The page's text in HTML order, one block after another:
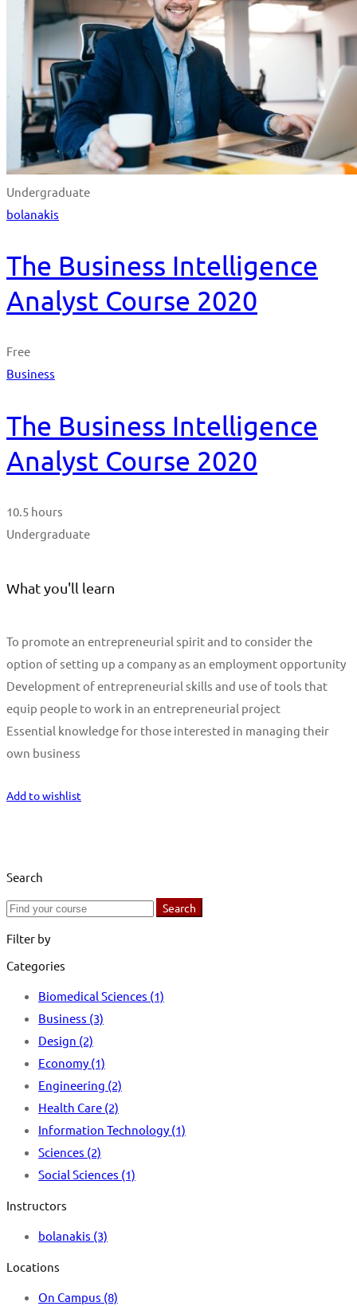
Undergraduate
bolanakis
The Business Intelligence
Analyst Course 2020
Free
Business
The Business Intelligence
Analyst Course 2020
10.5 hours
Undergraduate
What you'll learn
To promote an entrepreneurial spirit and to consider the
option of setting up a company as an employment opportunity
Development of entrepreneurial skills and use of tools that
equip people to work in an entrepreneurial project
Essential knowledge for those interested in managing their
own business
Add to wishlist
Search
Search
Search
Filter by
Categories
Biomedical Sciences (1)
Business (3)
Design (2)
Economy (1)
Engineering (2)
Health Care (2)
Information Technology (1)
Sciences (2)
Social Sciences (1)
Instructors
bolanakis (3)
Locations
On Campus (8)